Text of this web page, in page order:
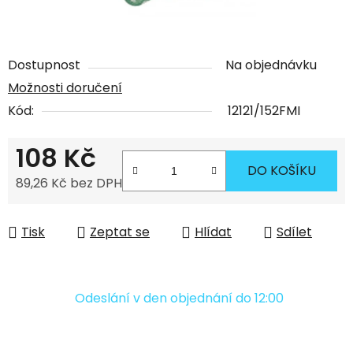
Dostupnost
Na objednávku
Možnosti doručení
Kód:
12121/152FMI
108 Kč
89,26 Kč bez DPH
DO KOŠÍKU
Tisk Zeptat se Hlídat Sdílet
Odeslání v den objednání do 12:00